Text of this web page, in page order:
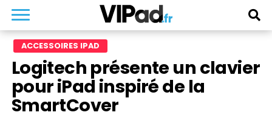
ACCESSOIRES IPAD
Logitech présente un clavier
pour iPad inspiré de la
SmartCover